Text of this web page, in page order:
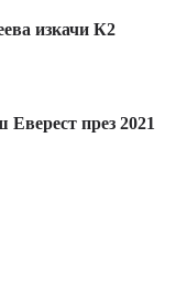
изкачи К2
Еверест през 2021